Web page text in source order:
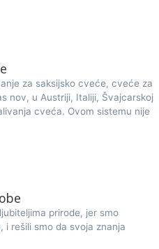
za saksijsko cveće, cveće za
nov, u Austriji, Italiji, Švajcarskoj
cveća. Ovom sistemu nije
prirode, jer smo
i rešili smo da svoja znanja